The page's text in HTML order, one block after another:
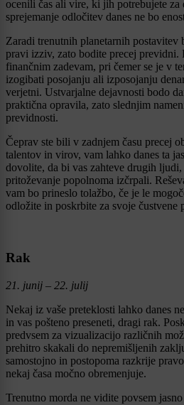
ocenili čas ali vire, ki jih potrebujete za
sprejemanje odločitev danes ne bo
Zaradi trenutnih planetarnih postavitev
pravi izziv, zato bodite precej previdni.
finančnim zadevam, pri čemer se je v
izogibati posojanju ali izposojanju
verjetni. Ustvarjalne dejavnosti bodo
praktična opravila, zato slednjim
previdnosti.
Čeprav ste bili v zadnjem času precej
talentov in virov, vam lahko danes ta
dovolite, da bi vas zahteve drugih
pritoževanje popolnoma izčrpali.
vam bo prineslo tolažbo, če je le
odložite in poskrbite za svoje čustvene
Rak
21. junij – 22. julij
Nekaj iz vaše preteklosti lahko danes
in vas pošteno preseneti, dragi rak.
predvsem za vizualizacijo različnih
prehitro skakali do nepremišljenih
samostojno in postopoma razkrije
nekaj časa močno obremenjuje.
Trenutno morda ne vidite povsem